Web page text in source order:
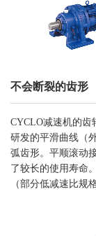
不会断裂的齿形
CYCLO减速机的齿
研发的平滑曲线（
弧齿形。平顺滚动
了较长的使用寿命。
（部分低减速比规